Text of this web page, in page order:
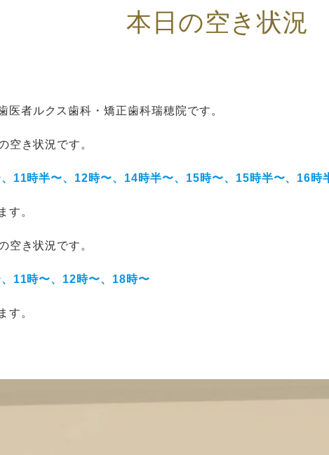
本日の空き状況
医者ルクス歯科・矯正歯科瑞穂院です。
空き状況です。
11時半〜、12時〜、14時半〜、15時〜、15時半〜、16時
す。
空き状況です。
11時〜、12時〜、18時〜
す。